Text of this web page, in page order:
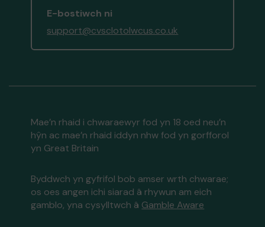
E-bostiwch ni
support@cvsclotolwcus.co.uk
Mae’n rhaid i chwaraewyr fod yn 18 oed neu’n
hŷn ac mae’n rhaid iddyn nhw fod yn gorfforol
yn Great Britain
Byddwch yn gyfrifol bob amser wrth chwarae;
os oes angen ichi siarad â rhywun am eich
gamblo, yna cysylltwch â Gamble Aware